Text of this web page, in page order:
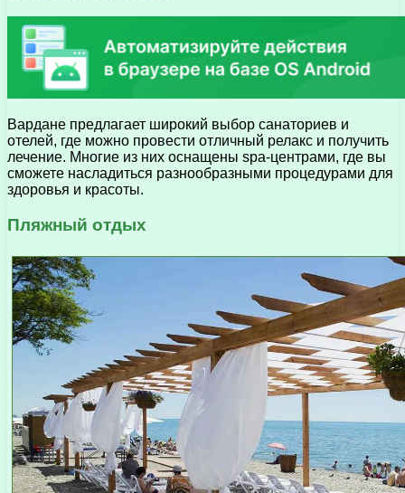
Вардане предлагает широкий выбор санаториев и
отелей, где можно провести отличный релакс и получить
лечение. Многие из них оснащены spa-центрами, где вы
сможете насладиться разнообразными процедурами для
здоровья и красоты.
Пляжный отдых